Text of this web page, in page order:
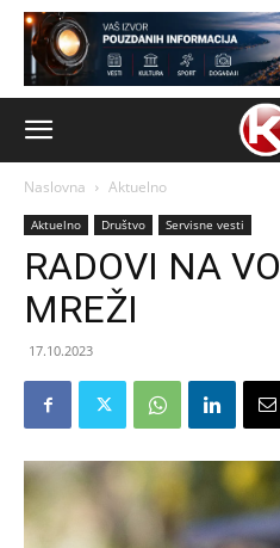
Naslovna Aktuelno
Aktuelno Društvo Servisne vesti
RADOVI NA
MREŽI
17.10.2023